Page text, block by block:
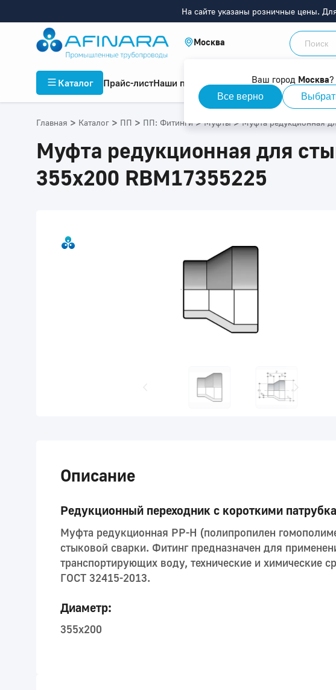
На сайте указаны розничные цены.
Москва
Ваш город Москва?
Все верно
Каталог Прайс-листНаши проекты Информация О
Главная > Каталог > ПП > ПП: Фитинги > Муфты > Муфта редукционная
Муфта редукционная для
355x200 RBM17355225
Описание
Редукционный переходник с короткими
Муфта редукционная PP-H (полипропилен
стыковой сварки. Фитинг предназначен для
транспортирующих воду, технические и химические
ГОСТ 32415-2013.
Диаметр:
355x200